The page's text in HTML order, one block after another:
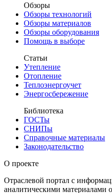
Обзоры
Обзоры технологий
Обзоры материалов
Обзоры оборудования
Помощь в выборе
Статьи
Утепление
Отопление
Теплоэнергоучет
Энергосбережение
Библиотека
ГОСТы
СНИПы
Справочные материалы
Законодательство
О проекте
Отраслевой портал с
аналитическими материалами